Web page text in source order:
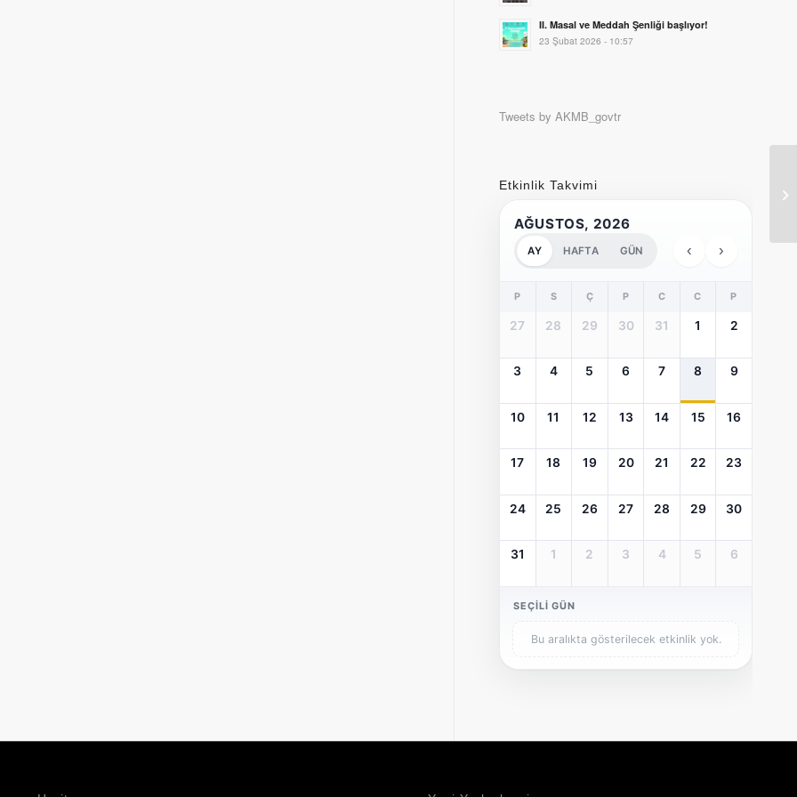
II. Masal ve Meddah Şenliği başlıyor!
23 Şubat 2026 - 10:57
Tweets by AKMB_govtr
Etkinlik Takvimi
AĞUSTOS, 2026
AY HAFTA GÜN ‹ ›
P S Ç P C C P
27 28 29 30 31 1 2
3 4 5 6 7 8 9
10 11 12 13 14 15 16
17 18 19 20 21 22 23
24 25 26 27 28 29 30
31 1 2 3 4 5 6
SEÇILI GÜN
Bu aralıkta gösterilecek etkinlik yok.